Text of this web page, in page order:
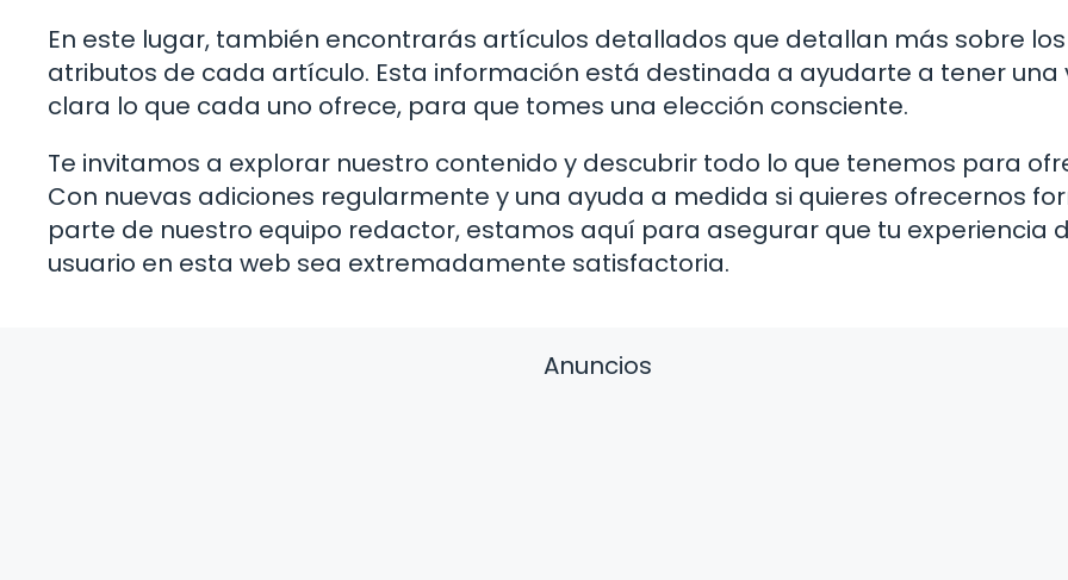
En este lugar, también encontrarás artículos detallados que detallan más sobre los
atributos de cada artículo. Esta información está destinada a ayudarte a tener una
clara lo que cada uno ofrece, para que tomes una elección consciente.
Te invitamos a explorar nuestro contenido y descubrir todo lo que tenemos para
Con nuevas adiciones regularmente y una ayuda a medida si quieres ofrecernos
parte de nuestro equipo redactor, estamos aquí para asegurar que tu experiencia
usuario en esta web sea extremadamente satisfactoria.
Anuncios